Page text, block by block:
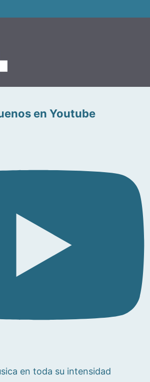
en Youtube
en toda su intensidad